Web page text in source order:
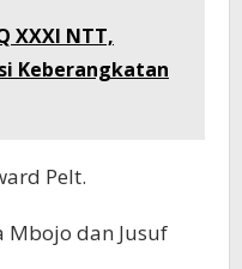
XXXI NTT,
Keberangkatan
Pelt.
Mbojo dan Jusuf